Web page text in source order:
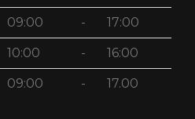
09:00 - 17:00
10:00 - 16:00
09:00 - 17.00